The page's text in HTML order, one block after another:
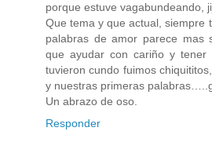
porque estuve vagabundeando,
Que tema y que actual, siempre
palabras de amor parece mas
que ayudar con cariño y tener
tuvieron cundo fuimos
y nuestras primeras
Un abrazo de oso.
Responder